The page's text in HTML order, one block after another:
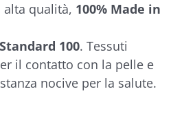
qualità, 100% Made in
Standard 100. Tessuti
il contatto con la pelle e
nocive per la salute.